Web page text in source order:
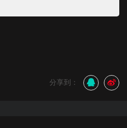
分享到：